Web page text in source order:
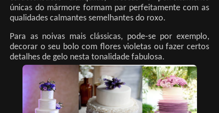
únicas do mármore formam par perfeitamente com as
qualidades calmantes semelhantes do roxo.
Para as noivas mais clássicas, pode-se por exemplo,
decorar o seu bolo com flores violetas ou fazer certos
detalhes de gelo nesta tonalidade fabulosa.